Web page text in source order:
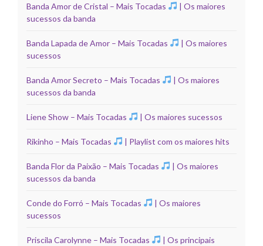
Banda Amor de Cristal – Mais Tocadas
| Os maiores
sucessos da banda
Banda Lapada de Amor – Mais Tocadas
| Os maiores
sucessos
Banda Amor Secreto – Mais Tocadas
| Os maiores
sucessos da banda
Liene Show – Mais Tocadas | Os maiores sucessos
Rikinho – Mais Tocadas | Playlist com os maiores hits
Banda Flor da Paixão – Mais Tocadas
| Os maiores
sucessos da banda
Conde do Forró – Mais Tocadas
| Os maiores
sucessos
Priscila Carolynne – Mais Tocadas
| Os principais